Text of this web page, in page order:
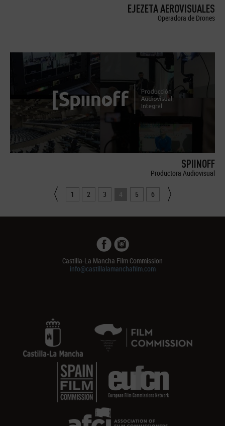
EJEZETA AEROVISUALES
Operadora de Drones
SPIINOFF
Productora Audiovisual
1 2 3 4 5 6
Castilla-La Mancha Film Commission
info@castillalamanchafilm.com